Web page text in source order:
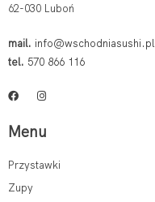
62-030 Luboń
mail. info@wschodniasushi.pl
tel. 570 866 116
Menu
Przystawki
Zupy